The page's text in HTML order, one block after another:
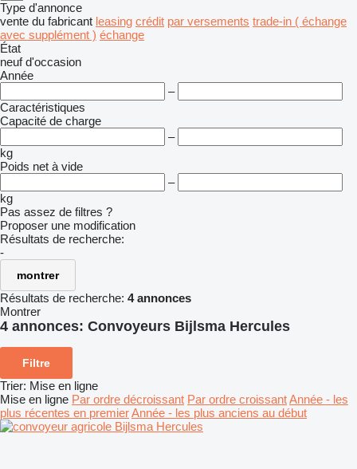
Type d'annonce
vente du fabricant leasing crédit par versements trade-in ( échange
avec supplément ) échange
État
neuf d'occasion
Année
–
Caractéristiques
Capacité de charge
–
kg
Poids net à vide
–
kg
Pas assez de filtres ?
Proposer une modification
Résultats de recherche:
-
montrer
Résultats de recherche: 4 annonces
Montrer
4 annonces: Convoyeurs Bijlsma Hercules
Filtre
Trier: Mise en ligne
Mise en ligne Par ordre décroissant Par ordre croissantAnnée - les
plus récentes en premierAnnée - les plus anciens au début